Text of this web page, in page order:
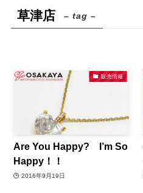
草津店 – tag –
販売情報
Are You Happy? I’m So
Happy！！
2016年9月19日